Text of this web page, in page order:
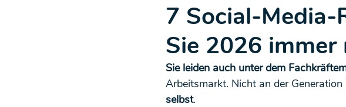
7 Social-Media-
Sie 2026 immer
Sie leiden auch unter dem
Arbeitsmarkt. Nicht an der
selbst.